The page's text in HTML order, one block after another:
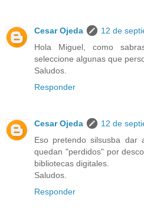
Cesar Ojeda
12 de
Hola Miguel, como
seleccione algunas que
Saludos.
Responder
Cesar Ojeda
12 de
Eso pretendo silsusba
quedan "perdidos" por
bibliotecas digitales.
Saludos.
Responder